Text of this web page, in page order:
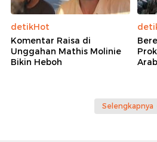
detikHot
Komentar Raisa di
Unggahan Mathis Molinie
Bikin Heboh
Selengkapnya